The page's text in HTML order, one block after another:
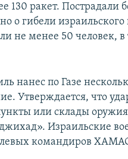
130 ракет. Пострадали
о гибели
не менее 50
нанес по Газе
Утверждается, что
или склады
Израильские
командиров